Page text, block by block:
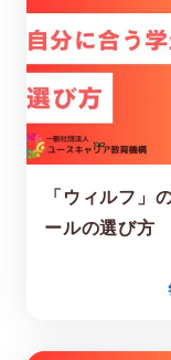
「ウィルフ」
ールの選び方